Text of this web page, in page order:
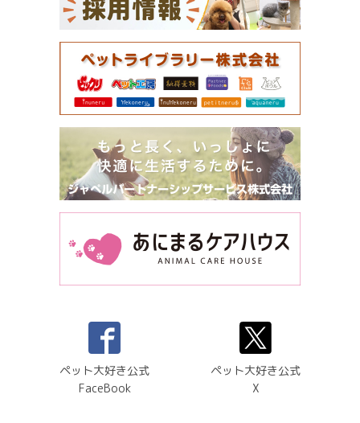
ペット大好き公式
FaceBook
ペット大好き公式
X